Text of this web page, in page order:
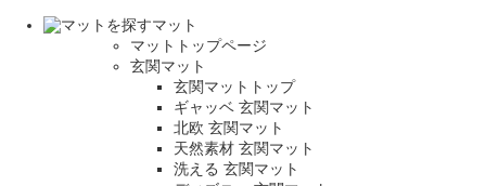
マット
マットトップページ
玄関マット
玄関マットトップ
ギャッベ 玄関マット
北欧 玄関マット
天然素材 玄関マット
洗える 玄関マット